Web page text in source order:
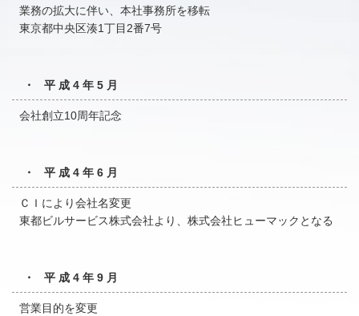
業務の拡大に伴い、本社事務所を移転
東京都中央区湊1丁目2番7号
・ 平成4年5月
会社創立10周年記念
・ 平成4年6月
ＣＩにより会社名変更
東都ビルサービス株式会社より、株式会社ヒューマックとなる
・ 平成4年9月
営業目的を変更